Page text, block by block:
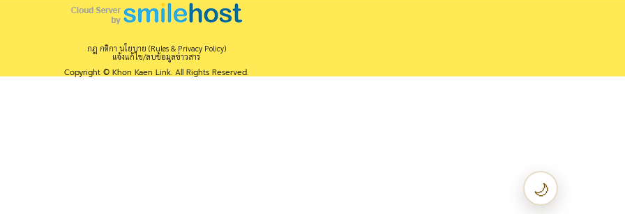
กฎ กติกา นโยบาย (Rules & Privacy Policy)
แจ้งแก้ไข/ลบข้อมูลข่าวสาร
Copyright © Khon Kaen Link. All Rights Reserved.
🌙เปลี่ยนเป็น